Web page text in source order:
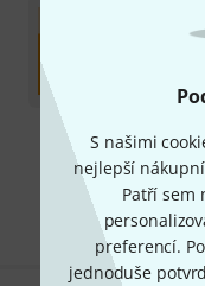
S našimi
nejlepší
Patří sem
preferencí.
jednoduše
2 299